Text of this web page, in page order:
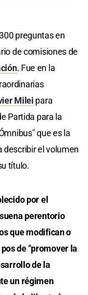
preguntas en
de comisiones de
. Fue en la
Milei para
Partida para la
que es la
describir el volumen
título.
por el
perentorio
que modifican o
de "promover la
de la
un régimen